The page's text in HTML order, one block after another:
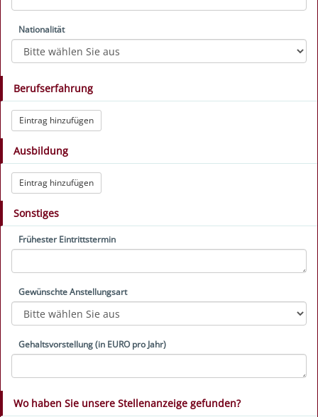
Nationalität
Berufserfahrung
Eintrag hinzufügen
Ausbildung
Eintrag hinzufügen
Sonstiges
Frühester Eintrittstermin
Gewünschte Anstellungsart
Gehaltsvorstellung (in EURO pro Jahr)
Wo haben Sie unsere Stellenanzeige gefunden?